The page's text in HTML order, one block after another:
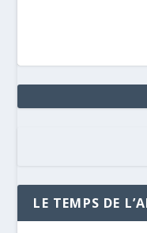
LE TEMPS DE